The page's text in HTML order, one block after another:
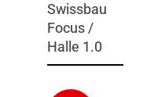
Swissbau
Focus /
Halle 1.0